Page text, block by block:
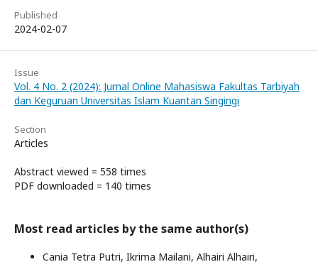
Published
2024-02-07
Issue
Vol. 4 No. 2 (2024): Jurnal Online Mahasiswa Fakultas Tarbiyah
dan Keguruan Universitas Islam Kuantan Singingi
Section
Articles
Abstract viewed = 558 times
PDF downloaded = 140 times
Most read articles by the same author(s)
Cania Tetra Putri, Ikrima Mailani, Alhairi Alhairi,